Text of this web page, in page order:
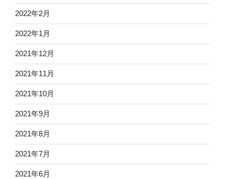
2022年2月
2022年1月
2021年12月
2021年11月
2021年10月
2021年9月
2021年8月
2021年7月
2021年6月